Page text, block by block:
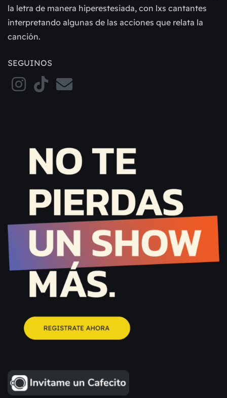
la letra de manera hiperestesiada, con lxs cantantes
interpretando algunas de las acciones que relata la
canción.
SEGUINOS